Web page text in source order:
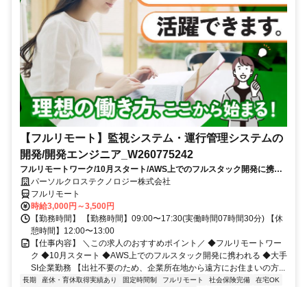
【フルリモート】監視システム・運行管理システムの
開発/開発エンジニア_W260775242
フルリモートワーク/10月スタート/AWS上でのフルスタック開発に携わ
れる/大手SI企業勤務
パーソルクロステクノロジー株式会社
フルリモート
時給3,000円～3,500円
【勤務時間】 【勤務時間】09:00〜17:30(実働時間07時間30分) 【休
憩時間】12:00〜13:00
【仕事内容】 ＼この求人のおすすめポイント／ ◆フルリモートワー
ク ◆10月スタート ◆AWS上でのフルスタック開発に携われる ◆大手
SI企業勤務 【出社不要のため、企業所在地から遠方にお住まいの方...
長期 産休・育休取得実績あり 固定時間制 フルリモート 社会保険完備
在宅OK